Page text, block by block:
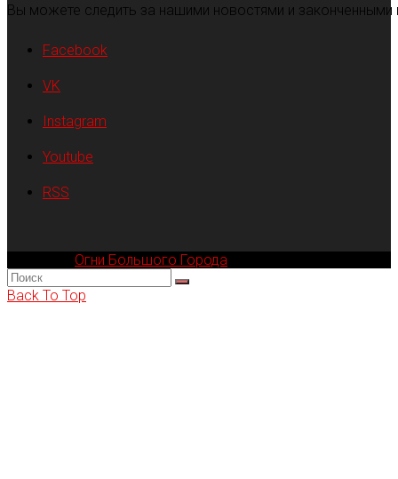
Вы можете следить за нашими новостями и
Facebook
VK
Instagram
Youtube
RSS
Огни Большого Города
Back To Top